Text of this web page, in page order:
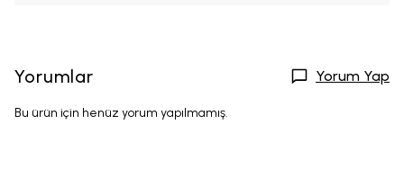
Yorumlar Yorum Yap
Bu ürün için henüz yorum yapılmamış.